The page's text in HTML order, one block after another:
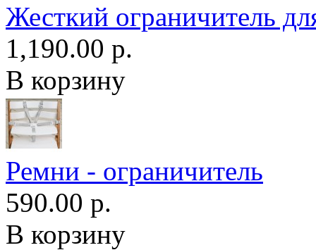
Жесткий ограничитель
1,190.00 р.
В корзину
Ремни - ограничитель
590.00 р.
В корзину